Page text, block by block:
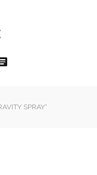
SPRAY”